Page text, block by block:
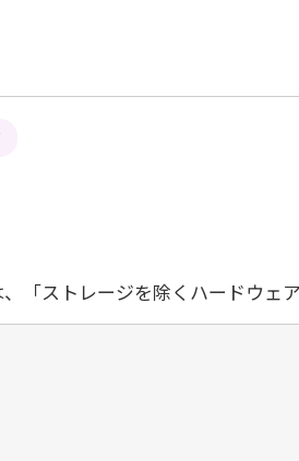
「ストレージを除くハードウェ